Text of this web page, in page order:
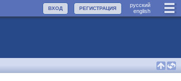
руccкий
english
РЕГИСТРАЦИЯ
ВХОД